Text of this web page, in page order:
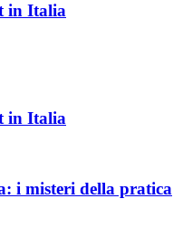
in Italia
in Italia
i misteri della pratica